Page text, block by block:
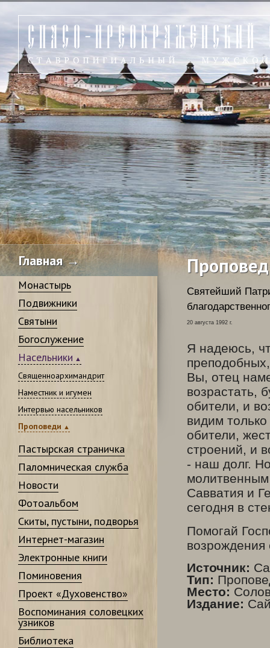
Главная →
Монастырь
Подвижники
Святыни
Богослужение
Насельники
Священноархимандрит
Наместник и игумен
Интервью насельников
Проповеди
Пастырская страничка
Паломническая служба
Новости
Фотоальбом
Скиты, пустыни, подворья
Интернет-магазин
Электронные книги
Поминовения
Проект «Духовенство»
Воспоминания соловецких
узников
Библиотека
Святейший
20 августа 1992 г.
Я надеюсь,
Вы, отец
возрастать,
обители, и
видим
обители,
строений, и
- наш долг.
Савватия и
сегодня в
Помогай
возрождения
Источник:
Тип:
Место:
Издание: